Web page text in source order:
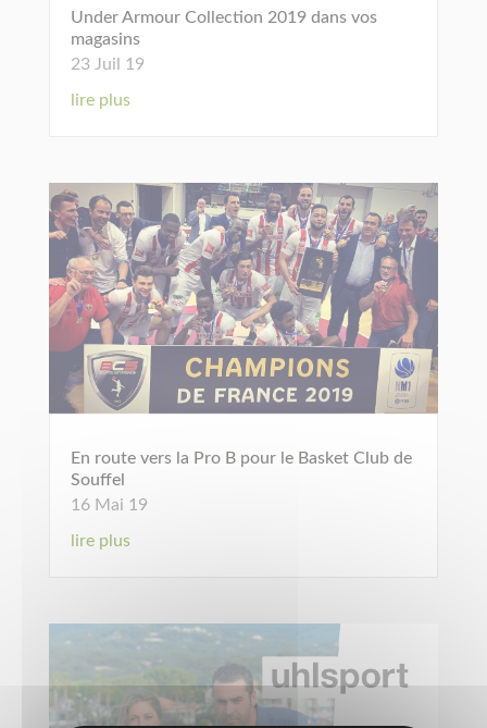
Under Armour Collection 2019 dans vos
magasins
23 Juil 19
lire plus
En route vers la Pro B pour le Basket Club de
Souffel
16 Mai 19
lire plus